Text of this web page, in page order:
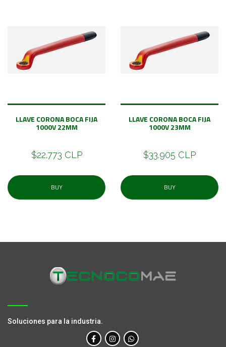
LLAVE CORONA BOCA FIJA
1000V 22MM
$22.773 CLP
BUY
LLAVE CORONA BOCA FIJA
1000V 23MM
$33.905 CLP
BUY
Soluciones para la industria.